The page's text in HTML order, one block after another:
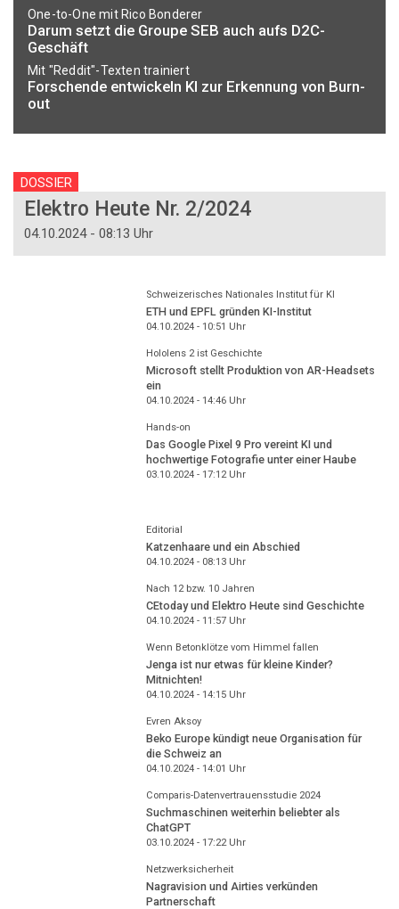
One-to-One mit Rico Bonderer
Darum setzt die Groupe SEB auch aufs D2C-
Geschäft
Mit "Reddit"-Texten trainiert
Forschende entwickeln KI zur Erkennung von Burn-
out
DOSSIER
Elektro Heute Nr. 2/2024
04.10.2024 - 08:13 Uhr
Schweizerisches Nationales Institut für KI
ETH und EPFL gründen KI-Institut
04.10.2024 - 10:51 Uhr
Hololens 2 ist Geschichte
Microsoft stellt Produktion von AR-Headsets
ein
04.10.2024 - 14:46Uhr
Hands-on
Das Google Pixel 9 Pro vereint KI und
hochwertige Fotografie unter einer Haube
03.10.2024 - 17:12Uhr
Editorial
Katzenhaare und ein Abschied
04.10.2024 - 08:13Uhr
Nach 12 bzw. 10 Jahren
CEtoday und Elektro Heute sind Geschichte
04.10.2024 - 11:57Uhr
Wenn Betonklötze vom Himmel fallen
Jenga ist nur etwas für kleine Kinder?
Mitnichten!
04.10.2024 - 14:15Uhr
Evren Aksoy
Beko Europe kündigt neue Organisation für
die Schweiz an
04.10.2024 - 14:01 Uhr
Comparis-Datenvertrauensstudie 2024
Suchmaschinen weiterhin beliebter als
ChatGPT
03.10.2024 - 17:22Uhr
Netzwerksicherheit
Nagravision und Airties verkünden
Partnerschaft